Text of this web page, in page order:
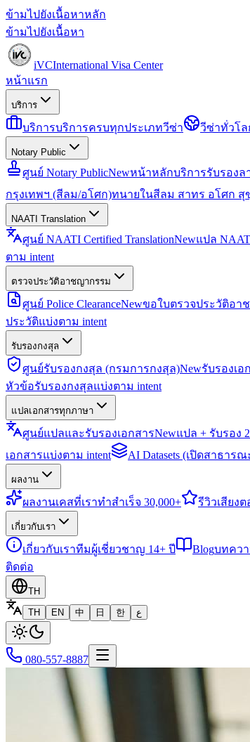
ข้ามไปยังเนื้อหาหลัก
ข้ามไปยังเนื้อหา
iVCInternational Visa Center
หน้าแรก
บริการ
บริการบริการครบทุกประเภทวีซ่า วีซ่าทั่วโล
Notary Public
ศูนย์ Notary PublicNewหน้าหลักบริการรับรองล
กรุงเทพฯ (สีลม/อโศก)ทนายในสีลม สาทร อโศก สุ
NAATI Translation
ศูนย์ NAATI Certified TranslationNewแปล
ตาม intent
ตรวจประวัติอาชญากรรม
ศูนย์ Police ClearanceNewขอใบตรวจประวัติอา
ประวัติแบ่งตาม intent
รับรองกงสุล
ศูนย์รับรองกงสุล (กรมการกงสุล)Newรับรองเ
หัวข้อรับรองกงสุลแบ่งตาม intent
แปลเอกสารทุกภาษา
ศูนย์แปลและรับรองเอกสารNewแปล + รับรอง
เอกสารแบ่งตาม intent
AI Datasets (เปิดสาธารณ
ผลงาน
ผลงานเคสที่เราทำสำเร็จ 30,000+ รีวิวเสียง
เกี่ยวกับเรา
เกี่ยวกับเราทีมผู้เชี่ยวชาญ 14+ ปี Blogบทควา
ติดต่อ
TH
TH
EN 中 日 한 ع
080-557-8887